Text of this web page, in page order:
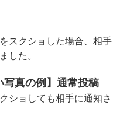
スクショした場合、相手
した。
写真の例】通常投稿
ショしても相手に通知さ